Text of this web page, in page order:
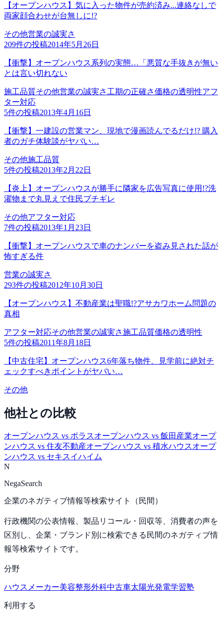
【オープンハウス】気に入った物件が売約済み...連絡なしで
両家顔合わせが台無しに!?
その他営業の誠実さ
209件の投稿2014年5月26日
【衝撃】オープンハウス系列の実態…「悪質な手抜きが無い
とは言い切れない
施工品質その他営業の誠実さ 工期の正確さ価格の透明性アフ
ター対応
5件の投稿2013年4月16日
【衝撃】一建設の営業マン、現地で漫画読んでるだけ!? 購入
者のガチ体験談がヤバい…
その他施工品質
5件の投稿2013年2月22日
【炎上】オープンハウスが勝手に隣家を広告写真に使用!?洗
濯物まで丸見えで住民ブチギレ
その他アフター対応
7件の投稿2013年1月23日
【衝撃】オープンハウスで車のナンバーを盗み見された話が
怖すぎる件
営業の誠実さ
293件の投稿2012年10月30日
【オープンハウス】不動産業は聖職!?アサカワホーム問題の
真相
アフター対応その他営業の誠実さ施工品質価格の透明性
5件の投稿2011年8月18日
【中古住宅】オープンハウス6年落ち物件、見学前に絶対チ
ェックすべきポイントがヤバい…
その他
他社との比較
オープンハウス vs ポラスオープンハウス vs 飯田産業オープ
ンハウス vs 住友不動産オープンハウス vs 積水ハウスオープ
ンハウス vs セキスイハイム
N
NegaSearch
企業のネガティブ情報等検索サイト（民間）
行政機関の公表情報、製品リコール・回収等、消費者の声を
区別し、企業・ブランド別に検索できる民間のネガティブ情
報等検索サイトです。
分野
ハウスメーカー美容整形外科中古車太陽光発電学習塾
利用する